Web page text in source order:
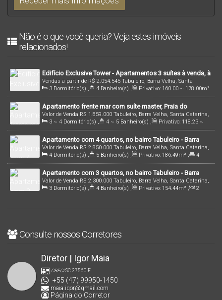
Não é o que você queria? Veja estes imóveis
relacionados!
Edifício Exclusive Tower - Apartamentos 3 suítes à venda, à
partir de 160m² no Tabuleiro - Barra Velha/SC
R$ 2.054.545
Vendas a partir de
Tabuleiro, Barra Velha, Santa
Catarina, Brasil
3 Dormitório(s) , 4 Banheiro(s) , Privativo: 160.00 ~ 178.00m²
,
1 Sala(s) , 3 Suíte(s) , 1 ~ 2 Vaga(s) , 30mDistância do Mar
Apartamento frente mar com suíte master, Praia do
Tabuleiro, Barra Velha-SC - Fontana Di Trevi
R$ 1.859.000
Valor de Venda
Tabuleiro, Barra Velha, Santa Catarina,
Brasil3 ~ 4 Dormitório(s) , 4 ~ 5 Banheiro(s) , Privativo: 118.23 ~
236.46m² , 1 Sala(s) , 3 ~ 4 Suíte(s) , 2 Vaga(s) ,
30m
Distância do Mar
Apartamento com 4 quartos, no bairro Tabuleiro - Barra
Velha | Cód. 1274
R$ 2.850.000
Valor de Venda
Tabuleiro, Barra Velha, Santa Catarina,
Brasil
4 Dormitório(s) , 5 Banheiro(s) , Privativo: 186.49m² ,
4
Suíte(s) , Total: 237.09m² , 2 Vaga(s) , 10mDistância do Mar ,
Útil: 186.49m²
Apartamento com 3 quartos, no bairro Tabuleiro - Barra
Velha | Cód. 1924
R$ 2.300.000
Valor de Venda
Tabuleiro, Barra Velha, Santa Catarina,
Brasil
3 Dormitório(s) , 4 Banheiro(s) , Privativo: 154.44m² ,
2
Consulte nossos Corretores
Diretor | Igor Maia
CRECISC 27560 F
+55 (47) 99950-1450
maia.igor@gmail.com
Página do Corretor